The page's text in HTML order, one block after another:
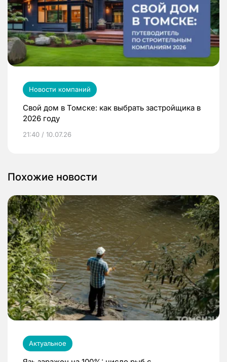
Новости компаний
Свой дом в Томске: как выбрать застройщика в
2026 году
21:40 / 10.07.26
Похожие новости
Актуальное